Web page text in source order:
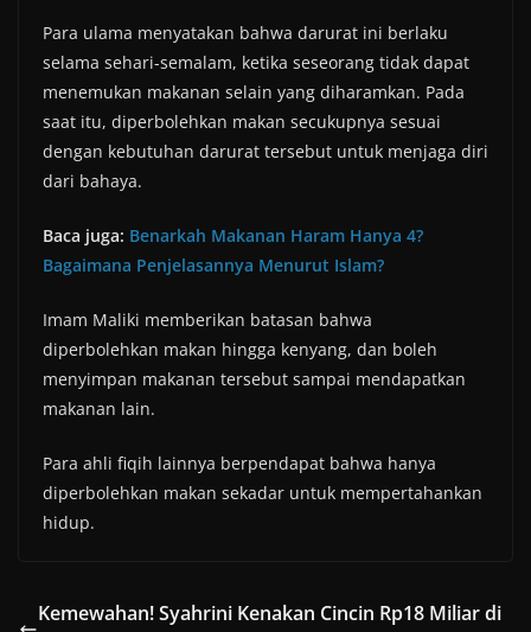
Para ulama menyatakan bahwa darurat ini berlaku
selama sehari-semalam, ketika seseorang tidak dapat
menemukan makanan selain yang diharamkan. Pada
saat itu, diperbolehkan makan secukupnya sesuai
dengan kebutuhan darurat tersebut untuk menjaga diri
dari bahaya.
Baca juga: Benarkah Makanan Haram Hanya 4?
Bagaimana Penjelasannya Menurut Islam?
Imam Maliki memberikan batasan bahwa
diperbolehkan makan hingga kenyang, dan boleh
menyimpan makanan tersebut sampai mendapatkan
makanan lain.
Para ahli fiqih lainnya berpendapat bahwa hanya
diperbolehkan makan sekadar untuk mempertahankan
hidup.
Kemewahan! Syahrini Kenakan Cincin Rp18 Miliar di